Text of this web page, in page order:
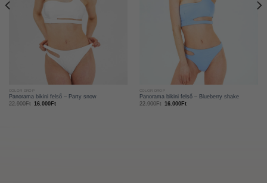
Panorama bikini felső – Party snow
22.900Ft 16.000 Ft
Panorama bikini felső – Blueberry shake
22.900Ft 16.000 Ft